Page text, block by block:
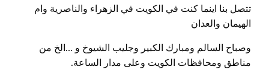
تتصل بنا اينما كنت في الكويت في الزهراء والناصرية وام
الهيمان والعدان
وصباح السالم ومبارك الكبير وجليب الشيوخ و …الخ من
مناطق ومحافظات الكويت وعلى مدار الساعة.